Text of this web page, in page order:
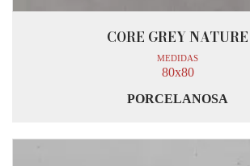
CORE GREY NATURE
MEDIDAS
80x80
PORCELANOSA